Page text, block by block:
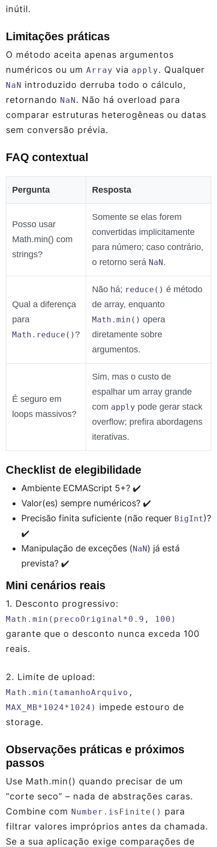
inútil.
Limitações práticas
O método aceita apenas argumentos
numéricos ou um Array via apply. Qualquer
NaN introduzido derruba todo o cálculo,
retornando NaN. Não há overload para
comparar estruturas heterogêneas ou datas
sem conversão prévia.
FAQ contextual
Pergunta Resposta
Posso usar
Math.min() com
strings?
Somente se elas forem
convertidas implicitamente
para número; caso contrário,
o retorno será NaN.
Qual a diferença
para
Math.reduce() ?
Não há; reduce() é método
de array, enquanto
Math.min() opera
diretamente sobre
argumentos.
É seguro em
loops massivos?
Sim, mas o custo de
espalhar um array grande
com apply pode gerar stack
overflow; prefira abordagens
iterativas.
Checklist de elegibilidade
Ambiente ECMAScript 5+? ✔️
Valor(es) sempre numéricos? ✔️
Precisão finita suficiente (não requer BigInt)?
✔️
Manipulação de exceções (NaN) já está
prevista? ✔️
Mini cenários reais
1. Desconto progressivo:
Math.min(precoOriginal*0.9, 100)
garante que o desconto nunca exceda 100
reais.
2. Limite de upload:
Math.min(tamanhoArquivo,
MAX_MB*1024*1024) impede estouro de
storage.
Observações práticas e próximos
passos
Use Math.min() quando precisar de um
“corte seco” – nada de abstrações caras.
Combine com Number.isFinite() para
filtrar valores impróprios antes da chamada.
Se a sua aplicação exige comparações de